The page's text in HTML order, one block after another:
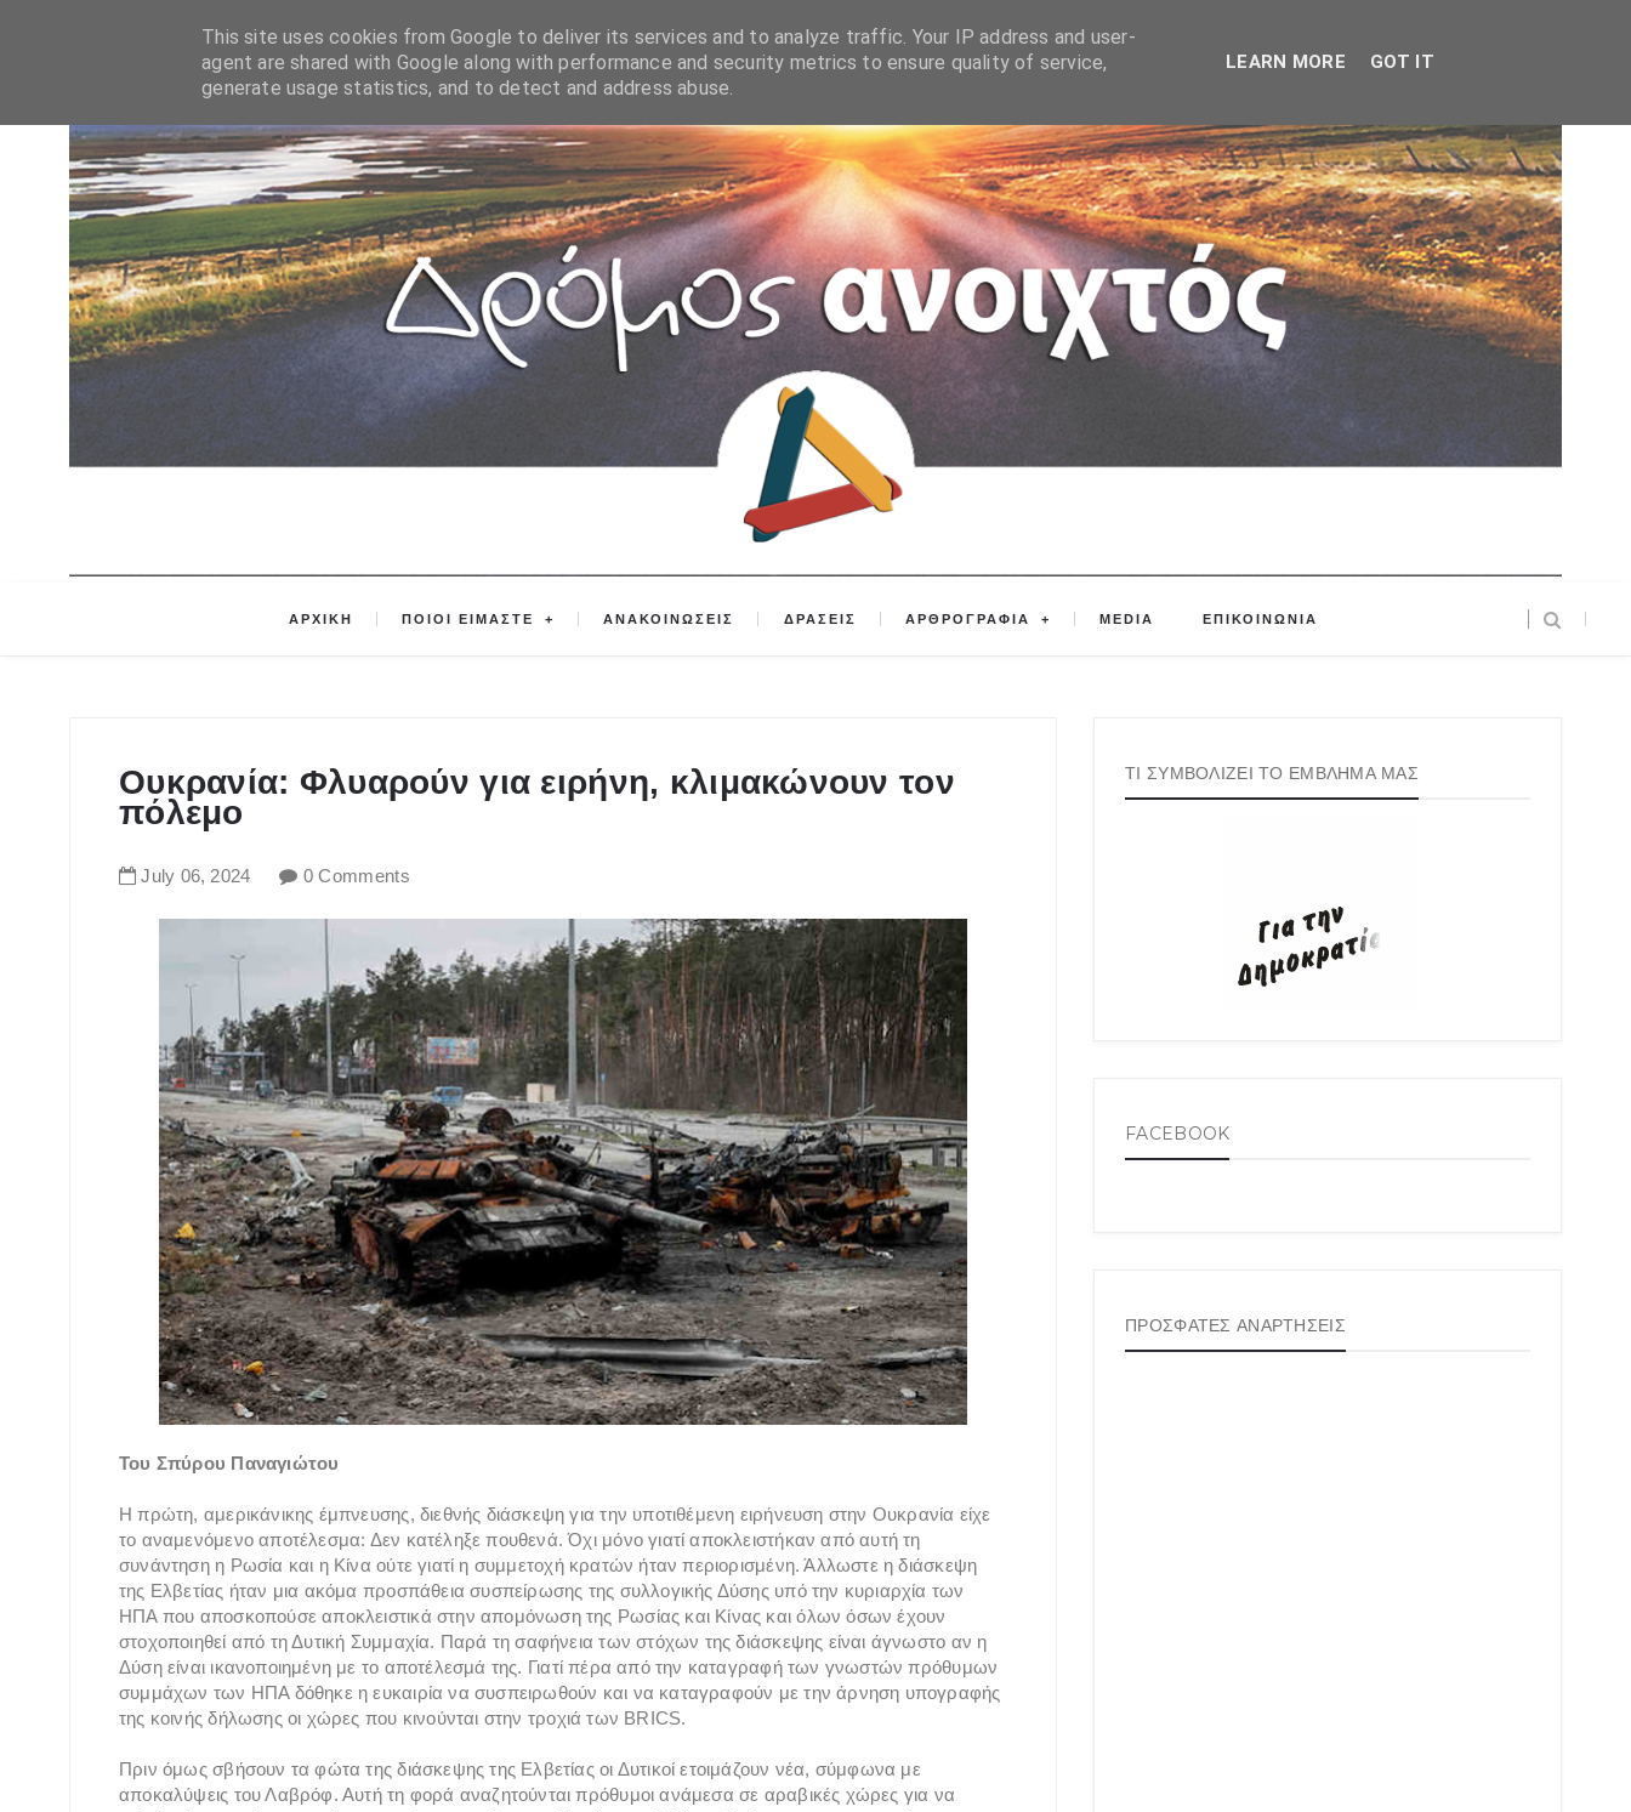
ΑΡΧΙΚΗ ΠΟΙΟΙ ΕΙΜΑΣΤΕ ΑΝΑΚΟΙΝΩΣΕΙΣ ΔΡΑΣΕΙΣ ΑΡΘΡΟΓΡΑΦΙΑ MEDIA ΕΠΙΚΟΙΝΩΝΙΑ
Ουκρανία: Φλυαρούν για ειρήνη, κλιμακώνουν τον
πόλεμο
July 06, 2024 0 Comments
Του Σπύρου Παναγιώτου
Η πρώτη, αμερικάνικης έμπνευσης, διεθνής διάσκεψη για την υποτιθέμενη ειρήνευση στην Ουκρανία είχε
το αναμενόμενο αποτέλεσμα: Δεν κατέληξε πουθενά. Όχι μόνο γιατί αποκλειστήκαν από αυτή τη
συνάντηση η Ρωσία και η Κίνα ούτε γιατί η συμμετοχή κρατών ήταν περιορισμένη. Άλλωστε η διάσκεψη
της Ελβετίας ήταν μια ακόμα προσπάθεια συσπείρωσης της συλλογικής Δύσης υπό την κυριαρχία των
ΗΠΑ που αποσκοπούσε αποκλειστικά στην απομόνωση της Ρωσίας και Κίνας και όλων όσων έχουν
στοχοποιηθεί από τη Δυτική Συμμαχία. Παρά τη σαφήνεια των στόχων της διάσκεψης είναι άγνωστο αν η
Δύση είναι ικανοποιημένη με το αποτέλεσμά της. Γιατί πέρα από την καταγραφή των γνωστών πρόθυμων
συμμάχων των ΗΠΑ δόθηκε η ευκαιρία να συσπειρωθούν και να καταγραφούν με την άρνηση υπογραφής
της κοινής δήλωσης οι χώρες που κινούνται στην τροχιά των BRICS.
Πριν όμως σβήσουν τα φώτα της διάσκεψης της Ελβετίας οι Δυτικοί ετοιμάζουν νέα, σύμφωνα με
αποκαλύψεις του Λαβρόφ. Αυτή τη φορά αναζητούνται πρόθυμοι ανάμεσα σε αραβικές χώρες για να
ΤΙ ΣΥΜΒΟΛΙΖΕΙ ΤΟ ΕΜΒΛΗΜΑ ΜΑΣ
FACEBOOK
ΠΡΟΣΦΑΤΕΣ ΑΝΑΡΤΗΣΕΙΣ
This site uses cookies from Google to deliver its services and to analyze traffic. Your IP address and user-
agent are shared with Google along with performance and security metrics to ensure quality of service,
generate usage statistics, and to detect and address abuse.
LEARN MORE GOT IT